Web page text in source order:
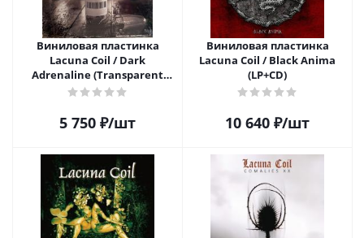
Виниловая пластинка
Lacuna Coil / Dark
Adrenaline (Transparent
Red) (1LP)
5 750 ₽/шт
Виниловая пластинка
Lacuna Coil / Black Anima
(LP+CD)
10 640 ₽/шт